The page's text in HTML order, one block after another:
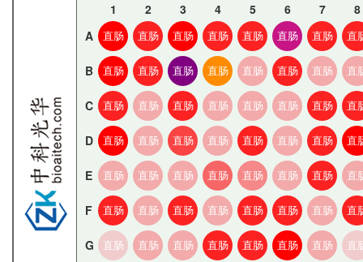
1 2 3 4 5 6 7
8
A
直肠 直肠 直肠 直肠 直肠 直肠 直肠 直
B 直肠 直肠 直肠 直肠 直肠 直肠 直肠 直
C 直肠 直肠 直肠 直肠 直肠 直肠 直肠 直
D 直肠 直肠 直肠 直肠 直肠 直肠 直肠 直
E 直肠 直肠 直肠 直肠 直肠 直肠 直肠 直
F 直肠 直肠 直肠 直肠 直肠 直肠 直肠 直
G 直肠 直肠 直肠 直肠 直肠 直肠 直肠 直